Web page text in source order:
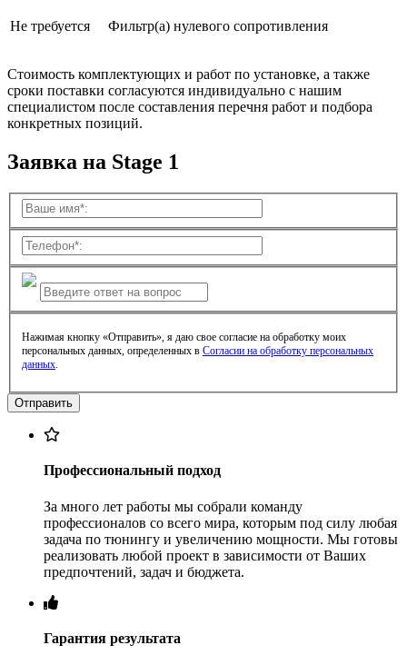
Не требуется Фильтр(а) нулевого сопротивления
Стоимость комплектующих и работ по установке, а также
сроки поставки согласуются индивидуально с нашим
специалистом после составления перечня работ и подбора
конкретных позиций.
Заявка на Stage 1
Нажимая кнопку «Отправить», я даю свое согласие на обработку моих
персональных данных, определенных в Согласии на обработку персональных
данных.
Профессиональный подход
За много лет работы мы собрали команду
профессионалов со всего мира, которым под силу любая
задача по тюнингу и увеличению мощности. Мы готовы
реализовать любой проект в зависимости от Ваших
предпочтений, задач и бюджета.
Гарантия результата